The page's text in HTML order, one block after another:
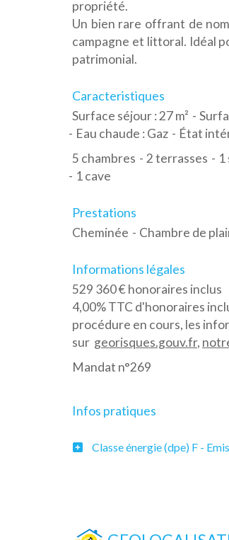
propriété.
Un bien rare offrant de
campagne et littoral. Idéal
patrimonial.
Caracteristiques
Surface séjour : 27 m²
Eau chaude : Gaz
État
5 chambres
2 terrasses 1
1 cave
Prestations
Cheminée Chambre de
Informations légales
529 360 € honoraires inclus
4,00% TTC d'honoraires
procédure en cours, les
sur georisques.gouv.fr,
Mandat n°269
Infos pratiques
Classe énergie (dpe) F -